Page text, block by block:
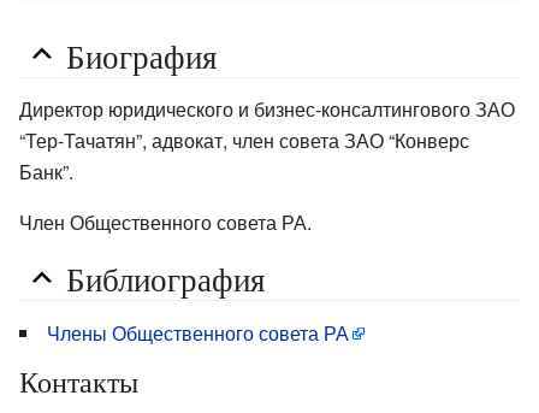
Биография
Директор юридического и бизнес-консалтингового ЗАО
“Тер-Тачатян”, адвокат, член совета ЗАО “Конверс
Банк”.
Член Общественного совета РА.
Библиография
Члены Общественного совета РА
Контакты